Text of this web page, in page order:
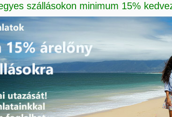
szállásokon minimum 15%